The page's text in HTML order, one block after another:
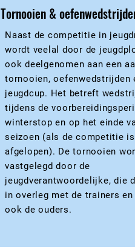
Tornooien &
Naast de competitie in
wordt veelal door de
ook deelgenomen aan een
tornooien, oefenwedstrijden
jeugdcup. Het betreft
tijdens de
winterstop en op het einde
seizoen (als de competitie is
afgelopen). De tornooien
vastgelegd door de
jeugdverantwoordelijke, die
in overleg met de trainers en
ook de ouders.